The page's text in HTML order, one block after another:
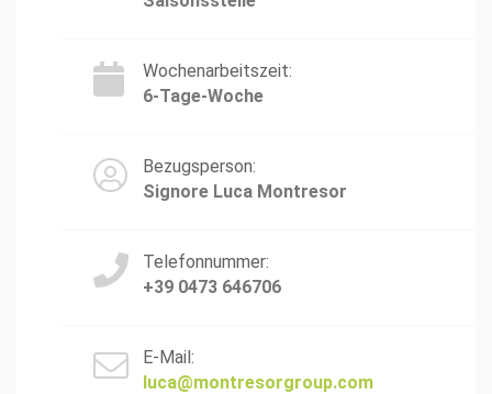
Wochenarbeitszeit:
6-Tage-Woche
Bezugsperson:
Signore Luca Montresor
Telefonnummer:
+39 0473 646706
E-Mail:
luca@montresorgroup.com